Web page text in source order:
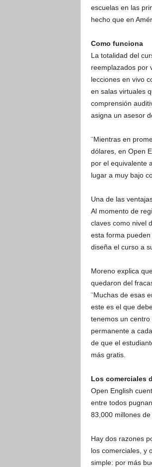
escuelas en las
hecho que en
Como funciona
La totalidad del
reemplazados por
lecciones en vivo
en salas virtuales
comprensión
asigna un asesor
¨Mientras en
dólares, en Open
por el equivalente
lugar a muy bajo
Una de las
Al momento de
claves como nivel
esta forma
diseña el curso a
Moreno explica
quedaron del
¨Muchas de esas
este es el que
tenemos un centro
permanente a
de que el
más gratis.
Los comerciales
Open English
entre todos
83,000 millones
Hay dos razones
los comerciales, y
simple: por más